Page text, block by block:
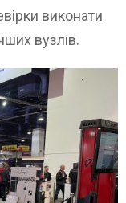
виконати
вузлів.